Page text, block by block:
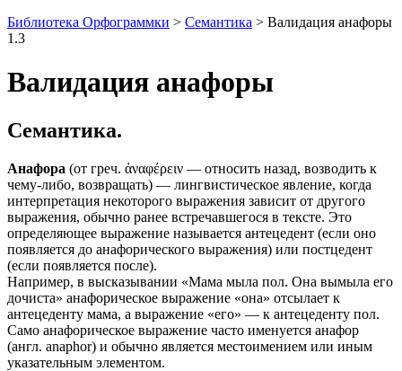
Библиотека Орфограммки > Семантика > Валидация анафоры
1.3
Валидация анафоры
Семантика.
Анафора (от греч. ἀναφέρειν — относить назад, возводить к
чему-либо, возвращать) — лингвистическое явление, когда
интерпретация некоторого выражения зависит от другого
выражения, обычно ранее встречавшегося в тексте. Это
определяющее выражение называется антецедент (если оно
появляется до анафорического выражения) или постцедент
(если появляется после).
Например, в высказывании «Мама мыла пол. Она вымыла его
дочиста» анафорическое выражение «она» отсылает к
антецеденту мама, а выражение «его» — к антецеденту пол.
Само анафорическое выражение часто именуется анафор
(англ. anaphor) и обычно является местоимением или иным
указательным элементом.